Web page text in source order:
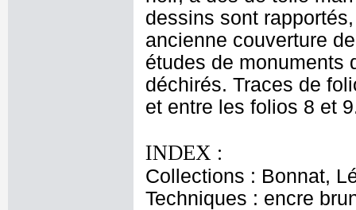
dessins sont
ancienne couverture
études de monuments
déchirés. Traces de
et entre les folios 8 et
INDEX :
Collections : Bonnat,
Techniques : encre